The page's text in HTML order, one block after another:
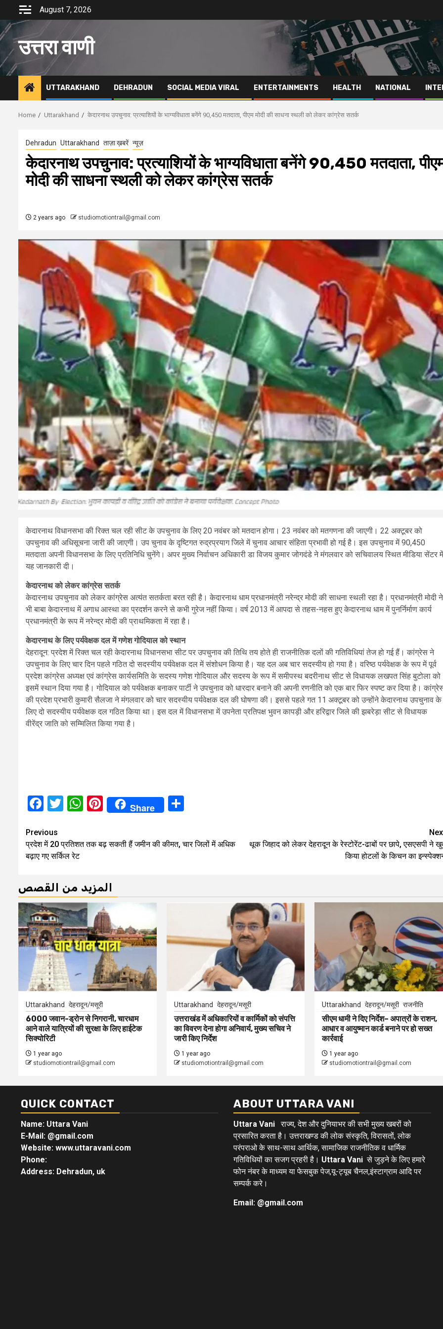
content
August 7, 2026
उत्तरा वाणी
UTTARAKHAND DEHRADUN SOCIAL MEDIA VIRAL ENTERTAINMENTS HEALTH NATIONAL
Home Uttarakhand केदारनाथ उपचुनाव: प्रत्याशियों के भाग्यविधाता बनेंगे 90,450 मतदाता, पीएम मोदी की साधना स्थली को लेकर कांग्रेस सतर्क
Dehradun Uttarakhand ताज़ा ख़बरें न्यूज़
केदारनाथ उपचुनाव: प्रत्याशियों के भाग्यविधाता बनेंगे 90,450 मतदाता,
मोदी की साधना स्थली को लेकर कांग्रेस सतर्क
2 years ago studiomotiontrail@gmail.com
केदारनाथ विधानसभा की रिक्त चल रही सीट के उपचुनाव के लिए 20 नवंबर को मतदान होगा। 23 नवंबर को मतगणना की जाएगी। 22 अक्टूबर को
उपचुनाव की अधिसूचना जारी की जाएगी। उप चुनाव के दृष्टिगत रुद्रप्रयाग जिले में चुनाव आचार संहिता प्रभावी हो गई है। इस उपचुनाव में 90,450
मतदाता अपनी विधानसभा के लिए प्रतिनिधि चुनेंगे। अपर मुख्य निर्वाचन अधिकारी डा विजय कुमार जोगदंडे ने मंगलवार को सचिवालय स्थित मीडिया सेंटर में
यह जानकारी दी।
केदारनाथ को लेकर कांग्रेस सतर्क
केदारनाथ उपचुनाव को लेकर कांग्रेस अत्यंत सतर्कता बरत रही है। केदारनाथ धाम प्रधानमंत्री नरेन्द्र मोदी की साधना स्थली रहा है। प्रधानमंत्री मोदी ने
भी बाबा केदारनाथ में अगाध आस्था का प्रदर्शन करने से कभी गुरेज नहीं किया। वर्ष 2013 में आपदा से तहस-नहस हुए केदारनाथ धाम में पुनर्निर्माण कार्य
प्रधानमंत्री के रूप में नरेन्द्र मोदी की प्राथमिकता में रहा है।
केदारनाथ के लिए पर्यवेक्षक दल में गणेश गोदियाल को स्थान
देहरादून: प्रदेश में रिक्त चल रही केदारनाथ विधानसभा सीट पर उपचुनाव की तिथि तय होते ही राजनीतिक दलों की गतिविधियां तेज हो गई हैं। कांग्रेस ने
उपचुनाव के लिए चार दिन पहले गठित दो सदस्यीय पर्यवेक्षक दल में संशोधन किया है। यह दल अब चार सदस्यीय हो गया है। वरिष्ठ पर्यवेक्षक के रूप में पूर्व
प्रदेश कांग्रेस अध्यक्ष एवं कांग्रेस कार्यसमिति के सदस्य गणेश गोदियाल और सदस्य के रूप में समीपस्थ बदरीनाथ सीट से विधायक लखपत सिंह बुटोला को
इसमें स्थान दिया गया है। गोदियाल को पर्यवेक्षक बनाकर पार्टी ने उपचुनाव को धारदार बनाने की अपनी रणनीति को एक बार फिर स्पष्ट कर दिया है।
की प्रदेश प्रभारी कुमारी सैलजा ने मंगलवार को चार सदस्यीय पर्यवेक्षक दल की घोषणा की। इससे पहले गत 11 अक्टूबर को उन्होंने केदारनाथ उपचुनाव के
लिए दो सदस्यीय पर्यवेक्षक दल गठित किया था। इस दल में विधानसभा में उपनेता प्रतिपक्ष भुवन कापड़ी और हरिद्वार जिले की झबरेड़ा सीट से विधायक
वीरेंद्र जाति को सम्मिलित किया गया है।
Facebook
Twitter
WhatsApp
Pinterest
Share
Continue
Reading
Previous
प्रदेश में 20 प्रतिशत तक बढ़ सकती हैं जमीन की कीमत, चार जिलों में अधिक
बढ़ाए गए सर्किल रेट
थूक जिहाद को लेकर देहरादून के रेस्टोरेंट-ढाबों पर छापे, एसएसपी ने
किया होटलों के किचन का
المزيد من القصص
Uttarakhand देहरादून/मसूरी
6000 जवान-ड्रोन से निगरानी, चारधाम
आने वाले यात्रियों की सुरक्षा के लिए हाईटेक
सिक्योरिटी
1 year ago
studiomotiontrail@gmail.com
Uttarakhand देहरादून/मसूरी
उत्तराखंड में अधिकारियों व कार्मिकों को संपत्ति
का विवरण देना होगा अनिवार्य, मुख्य सचिव ने
जारी किए निर्देश
1 year ago
studiomotiontrail@gmail.com
Uttarakhand देहरादून/मसूरी राजनीति
सीएम धामी ने दिए निर्देश– अपात्रों के राशन,
आधार व आयुष्मान कार्ड बनाने पर हो सख्त
कार्रवाई
1 year ago
studiomotiontrail@gmail.com
QUICK CONTACT
Name: Uttara Vani
E-Mail: @gmail.com
Website: www.uttaravani.com
Phone:
Address: Dehradun, uk
ABOUT UTTARA VANI
Uttara Vani राज्य, देश और दुनियाभर की सभी मुख्य खबरों को
प्रसारित करता है। उत्तराखण्ड की लोक संस्कृति, विरासतों, लोक
परंपराओ के साथ-साथ आर्थिक, सामाजिक राजनीतिक व धार्मिक
गतिविधियों का सजग प्रहरी है। Uttara Vani से जुड़ने के लिए हमारे
फोन नंबर के माध्यम या फेसबुक पेज,यू-ट्यूब चैनल,इंस्टाग्राम आदि पर
सम्पर्क करे।
Email: @gmail.com